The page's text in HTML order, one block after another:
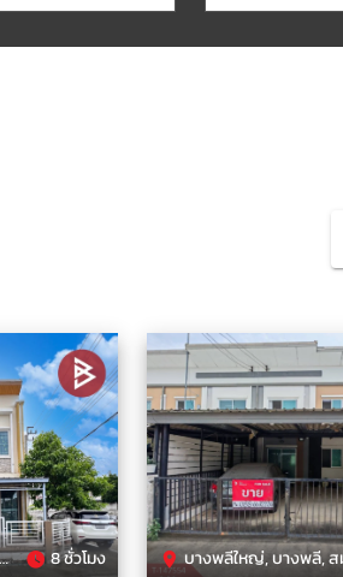
8 ชั่วโมง บางพลีใหญ่, บางพลี, สมุทร